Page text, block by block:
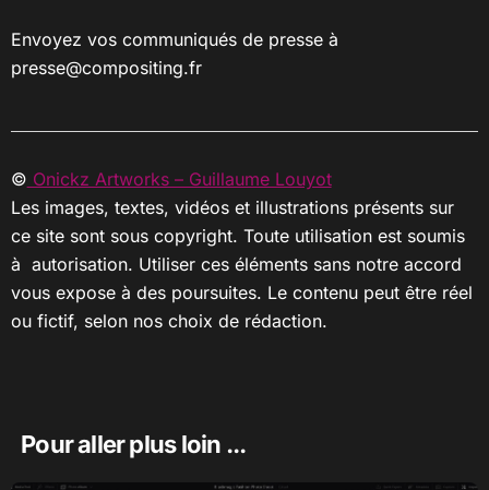
Envoyez vos communiqués de presse à
presse@compositing.fr
© Onickz Artworks – Guillaume Louyot
Les images, textes, vidéos et illustrations présents sur
ce site sont sous copyright. Toute utilisation est soumis
à autorisation. Utiliser ces éléments sans notre accord
vous expose à des poursuites. Le contenu peut être réel
ou fictif, selon nos choix de rédaction.
Pour aller plus loin ...